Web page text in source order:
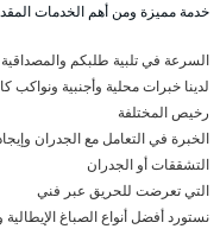
خدمة مميزة ومن أهم الخدمات
السرعة في تلبية طلبكم والمصداقية
لدينا خبرات محلية وأجنبية ونواكب
رخيص المختلفة
الخبرة في التعامل مع الجدران
التشققات أو الجدران
التي تعرضت للحريق عبر فني
نستورد أفضل أنواع الصباغ الإيطالية